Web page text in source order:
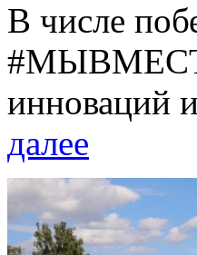
В числе
#МЫВМЕСТЕ
инноваций
далее